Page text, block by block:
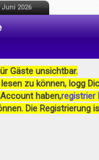
Juni 2026
Gäste unsichtbar.
zu können, logg
haben,registrier
Die Registrierung